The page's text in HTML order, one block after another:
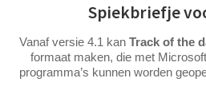
Spiekbriefje
Vanaf versie 4.1 kan Track of the
formaat maken, die met
programma’s kunnen worden